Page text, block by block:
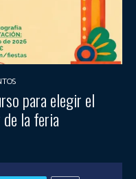
para elegir el
la feria